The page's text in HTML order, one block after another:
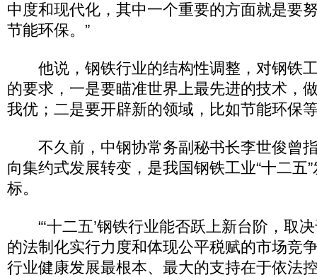
中度和现代化，其中一个重要的方面就是要
节能环保。”
他说，钢铁行业的结构性调整，对钢铁
的要求，一是要瞄准世界上最先进的技术，
我优；二是要开辟新的领域，比如节能环保
不久前，中钢协常务副秘书长李世俊曾
向集约式发展转变，是我国钢铁工业“十二五
标。
“‘十二五’钢铁行业能否跃上新台阶，取
的法制化实行力度和体现公平税赋的市场竞
行业健康发展最根本、最大的支持在于依法